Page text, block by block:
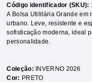
Código identificador (SKU):
A Bolsa Utilitária Grande
urbano. Leve, resistente e
sofisticação moderna, ideal
personalidade.
Coleção:
INVERNO 2026
Cor: PRETO